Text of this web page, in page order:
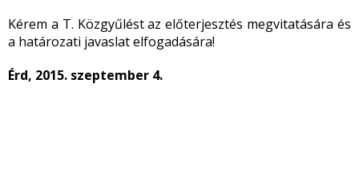
Kérem a T. Közgyűlést az előterjesztés megvitatására és
a határozati javaslat elfogadására!
Érd, 2015. szeptember 4.